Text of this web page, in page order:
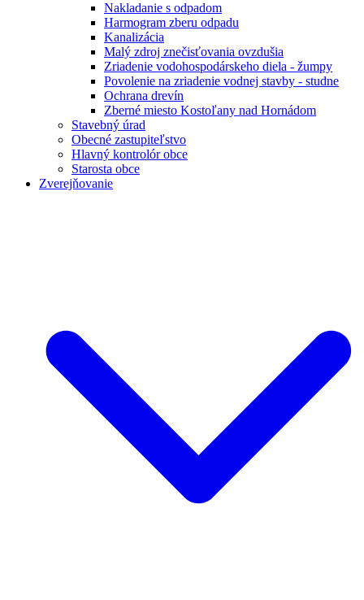
Nakladanie s odpadom
Harmogram zberu odpadu
Kanalizácia
Malý zdroj znečisťovania ovzdušia
Zriadenie vodohospodárskeho diela - žumpy
Povolenie na zriadenie vodnej stavby - studne
Ochrana drevín
Zberné miesto Kostoľany nad Hornádom
Stavebný úrad
Obecné zastupiteľstvo
Hlavný kontrolór obce
Starosta obce
Zverejňovanie